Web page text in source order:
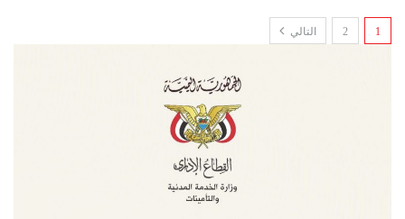
1
2 التالي